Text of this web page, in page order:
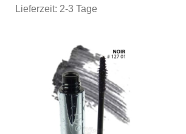
Lieferzeit: 2-3 Tage